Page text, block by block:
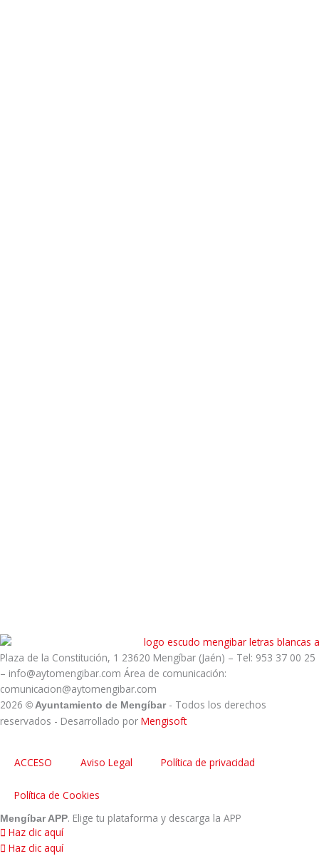
Plaza de la Constitución, 1 23620 Mengíbar (Jaén) – Tel: 953 37 00 25
– info@aytomengibar.com Área de comunicación:
comunicacion@aytomengibar.com
2026 © Ayuntamiento de Mengíbar - Todos los derechos
reservados - Desarrollado por Mengisoft
ACCESO Aviso Legal Política de privacidad
Política de Cookies
Mengíbar APP. Elige tu plataforma y descarga la APP
Haz clic aquí
Haz clic aquí